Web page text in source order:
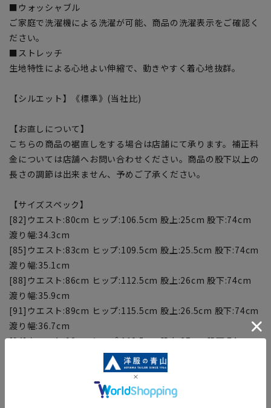
■ウォッシャブル
ご家庭で洗濯機による洗濯が可能、商品の洗濯表示をご確認く
ださい。
■ストレッチ
生地特性による心地よい伸縮で、動きやすく着心地抜群。
【シルエット】《標準》(当社比)
【お直しについて】
こちらの商品の裾直しをする場合は店舗にて承ります。補正料
金については店舗へお問い合わせください。商品の股下以上の
長さの調節は出来ません、予めご了承ください。
【サイズスペック】
[82]ウエスト:80cm ヒップ:106.5cm 股上:25cm 股下:74cm
渡り幅:34.3cm
[85]ウエスト:83cm ヒップ:109.5cm 股上:25.5cm 股下:74cm
渡り幅:35.1cm
[88]ウエスト:86cm ヒップ:112.5cm 股上:26cm 股下:74cm
渡り幅:35.9cm
[91]ウエスト:89cm ヒップ:115.5cm 股上:26.5cm 股下:74cm
渡り幅:36.7cm
[94]ウエスト:92cm ヒップ:118.5cm 股上:27cm 股下:74cm
[97]ウエスト:95cm ヒップ:121.5cm 股上:27.5cm 股下:74cm
[100]ウエスト:98cm ヒップ:124.5cm 股上:28cm 股下:74cm